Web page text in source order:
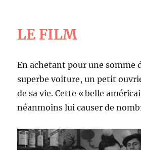
LE FILM
En achetant pour une somme
superbe voiture, un petit
de sa vie. Cette « belle
néanmoins lui causer de